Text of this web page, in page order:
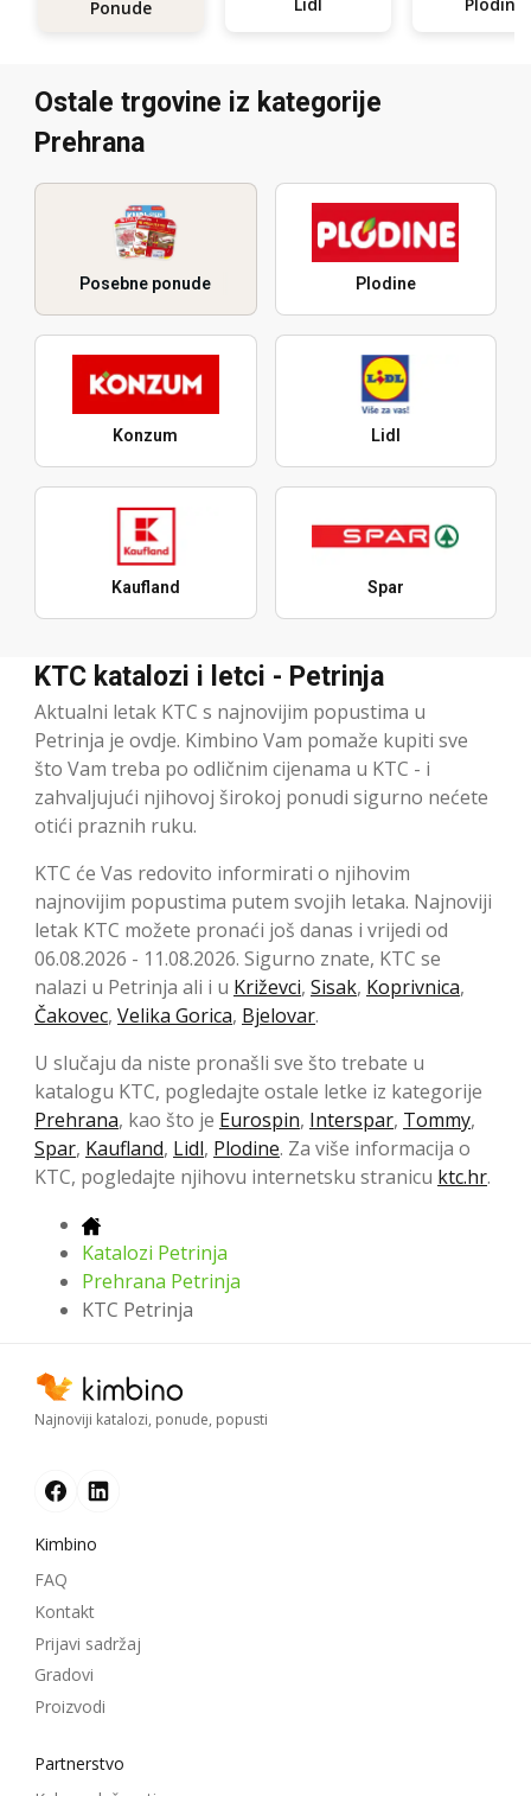
Ponude Lidl Plodine
Ostale trgovine iz kategorije
Prehrana
Posebne ponude Plodine
Konzum Lidl
Kaufland Spar
KTC katalozi i letci - Petrinja
Aktualni letak KTC s najnovijim popustima u
Petrinja je ovdje. Kimbino Vam pomaže kupiti sve
što Vam treba po odličnim cijenama u KTC - i
zahvaljujući njihovoj širokoj ponudi sigurno nećete
otići praznih ruku.
KTC će Vas redovito informirati o njihovim
najnovijim popustima putem svojih letaka. Najnoviji
letak KTC možete pronaći još danas i vrijedi od
06.08.2026 - 11.08.2026. Sigurno znate, KTC se
nalazi u Petrinja ali i u Križevci, Sisak, Koprivnica,
Čakovec, Velika Gorica, Bjelovar.
U slučaju da niste pronašli sve što trebate u
katalogu KTC, pogledajte ostale letke iz kategorije
Prehrana, kao što je Eurospin, Interspar, Tommy,
Spar, Kaufland, Lidl, Plodine. Za više informacija o
KTC, pogledajte njihovu internetsku stranicu ktc.hr.
Katalozi Petrinja
Prehrana Petrinja
KTC Petrinja
Najnoviji katalozi, ponude, popusti
Kimbino
FAQ
Kontakt
Prijavi sadržaj
Gradovi
Proizvodi
Partnerstvo